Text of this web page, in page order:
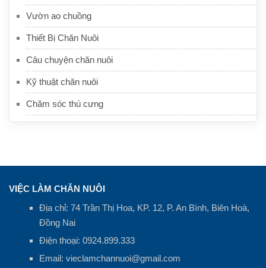
Vườn ao chuồng
Thiết Bị Chăn Nuôi
Câu chuyện chăn nuôi
Kỹ thuật chăn nuôi
Chăm sóc thú cưng
VIỆC LÀM CHĂN NUÔI
Địa chỉ: 74 Trần Thị Hoa, KP. 12, P. An Bình, Biên Hoà,
Đồng Nai
Điện thoại: 0924.899.333
Email: vieclamchannuoi@gmail.com